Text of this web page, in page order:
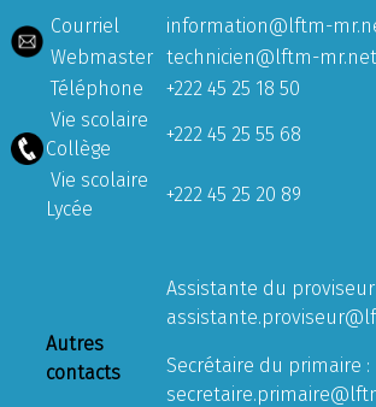
Courriel
information@lftm-
Webmaster technicien@lftm-mr.net
Téléphone
+222 45 25 18 50
Vie scolaire
Collège
+222 45 25 55 68
Vie scolaire
Lycée
+222 45 25 20 89
Autres
contacts
Assistante du proviseur
Secrétaire du primaire :